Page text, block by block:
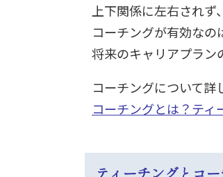
上下関係に左右され
コーチングが有効なの
将来のキャリアプラン
コーチングについて詳
コーチングとは？テ